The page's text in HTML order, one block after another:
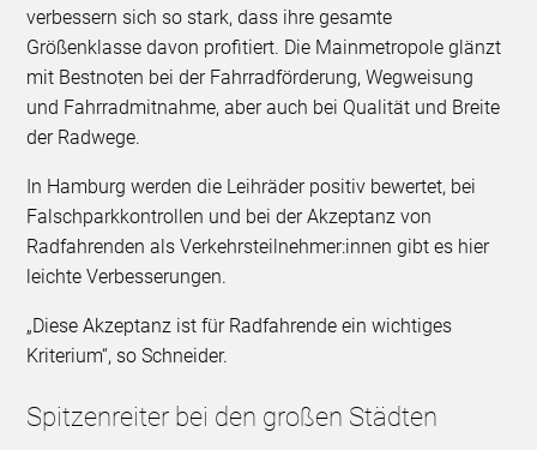
verbessern sich so stark, dass ihre gesamte
Größenklasse davon profitiert. Die Mainmetropole glänzt
mit Bestnoten bei der Fahrradförderung, Wegweisung
und Fahrradmitnahme, aber auch bei Qualität und Breite
der Radwege.
In Hamburg werden die Leihräder positiv bewertet, bei
Falschparkkontrollen und bei der Akzeptanz von
Radfahrenden als Verkehrsteilnehmer:innen gibt es hier
leichte Verbesserungen.
„Diese Akzeptanz ist für Radfahrende ein wichtiges
Kriterium“, so Schneider.
Spitzenreiter bei den großen Städten